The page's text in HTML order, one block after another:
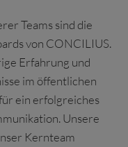
Teams sind die
von CONCILIUS.
Erfahrung und
im öffentlichen
ein erfolgreiches
Unsere
Kernteam